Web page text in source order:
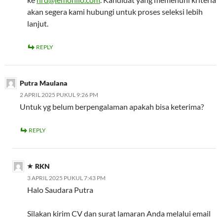
akan segera kami hubungi untuk proses seleksi lebih
lanjut.
REPLY
Putra Maulana
2 APRIL 2025 PUKUL 9:26 PM
Untuk yg belum berpengalaman apakah bisa keterima?
REPLY
RKN
3 APRIL 2025 PUKUL 7:43 PM
Halo Saudara Putra
Silakan kirim CV dan surat lamaran Anda melalui email